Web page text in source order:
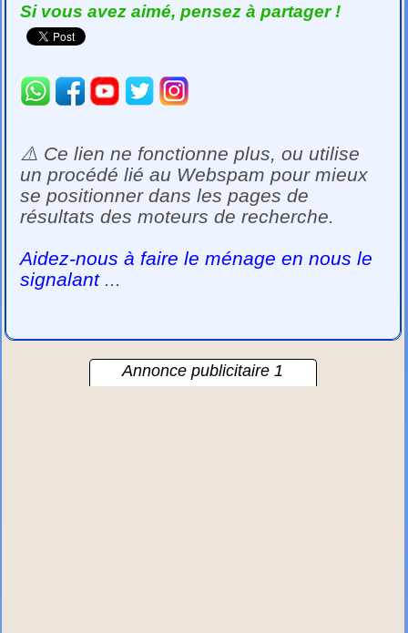
Si vous avez aimé, pensez à partager !
⚠️ Ce lien ne fonctionne plus, ou utilise
un procédé lié au Webspam pour mieux
se positionner dans les pages de
résultats des moteurs de recherche.
Aidez-nous à faire le ménage en nous le
signalant...
Annonce publicitaire 1